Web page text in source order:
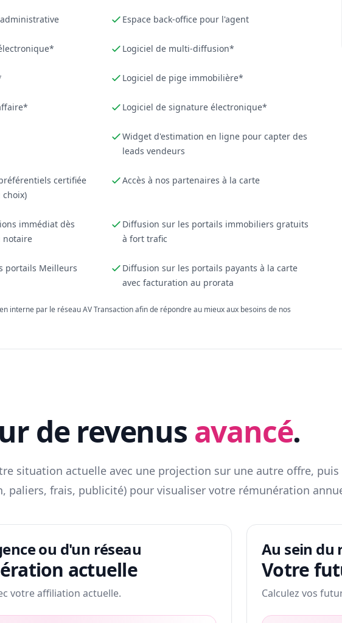
Espace back-office pour l'agent
Logiciel de multi-diffusion*
Logiciel de pige immobilière*
Logiciel de signature électronique*
Widget d'estimation en ligne pour capter des
leads vendeurs
certifiée
choix)
Accès à nos partenaires à la carte
immédiat dès
notaire
Diffusion sur les portails immobiliers gratuits
à fort trafic
portails Meilleurs
Diffusion sur les portails payants à la carte
avec facturation au prorata
interne par le réseau AV Transaction afin de répondre au mieux aux besoins de nos
de revenus avancé.
situation actuelle avec une projection sur une autre offre, puis
paliers, frais, publicité) pour visualiser votre rémunération
ou d'un réseau
actuelle
votre affiliation actuelle.
Au sein du
Votre
Calculez vos